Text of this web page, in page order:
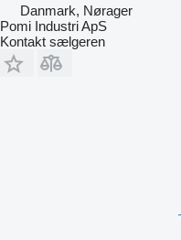
Danmark, Nørager
Pomi Industri ApS
Kontakt sælgeren